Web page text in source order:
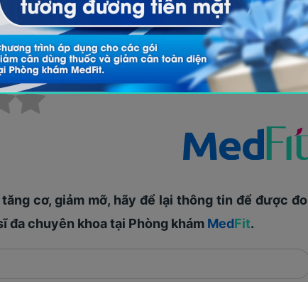
ích không?
cơ, giảm mỡ, hãy để lại thông tin để được đo
đa chuyên khoa tại Phòng khám MedFit.